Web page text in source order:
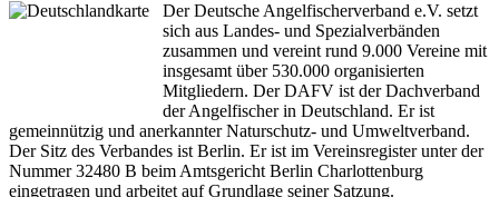
Der Deutsche Angelfischerverband e.V. setzt
sich aus Landes- und Spezialverbänden
zusammen und vereint rund 9.000 Vereine mit
insgesamt über 530.000 organisierten
Mitgliedern. Der DAFV ist der Dachverband
der Angelfischer in Deutschland. Er ist
gemeinnützig und anerkannter Naturschutz- und Umweltverband.
Der Sitz des Verbandes ist Berlin. Er ist im Vereinsregister unter der
Nummer 32480 B beim Amtsgericht Berlin Charlottenburg
eingetragen und arbeitet auf Grundlage seiner Satzung.